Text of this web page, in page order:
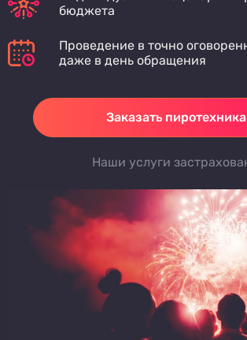
бюджета
Проведение в точно
даже в день обращения
Заказать пиротехника
Наши услуги